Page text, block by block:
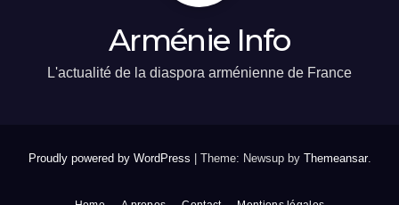
Arménie Info
L'actualité de la diaspora arménienne de France
Proudly powered by WordPress Theme: Newsup by Themeansar.